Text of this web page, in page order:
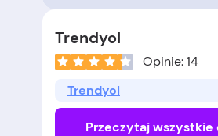
Trendyol
Opinie: 14
Trendyol
Przeczytaj wszystkie